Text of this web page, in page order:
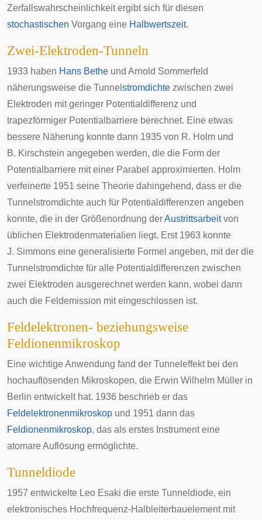
Zerfallswahrscheinlichkeit ergibt sich für diesen
stochastischen Vorgang eine Halbwertszeit.
Zwei-Elektroden-Tunneln
1933 haben Hans Bethe und Arnold Sommerfeld
näherungsweise die Tunnel stromdichte zwischen zwei
Elektroden mit geringer Potentialdifferenz und
trapezförmiger Potentialbarriere berechnet. Eine etwas
bessere Näherung konnte dann 1935 von R. Holm und
B. Kirschstein angegeben werden, die die Form der
Potentialbarriere mit einer Parabel approximierten. Holm
verfeinerte 1951 seine Theorie dahingehend, dass er die
Tunnelstromdichte auch für Potentialdifferenzen angeben
konnte, die in der Größenordnung derAustrittsarbeitvon
üblichen Elektrodenmaterialien liegt. Erst 1963 konnte
J. Simmons eine generalisierte Formel angeben, mit der die
Tunnelstromdichte für alle Potentialdifferenzen zwischen
zwei Elektroden ausgerechnet werden kann, wobei dann
auch die Feldemission mit eingeschlossen ist.
Feldelektronen- beziehungsweise
Feldionenmikroskop
Eine wichtige Anwendung fand der Tunneleffekt bei den
hochauflösenden Mikroskopen, die Erwin Wilhelm Müller in
Berlin entwickelt hat. 1936 beschrieb er das
Feldelektronenmikroskop und 1951 dann das
Feldionenmikroskop, das als erstes Instrument eine
atomare Auflösung ermöglichte.
Tunneldiode
1957 entwickelte Leo Esaki die erste Tunneldiode, ein
elektronisches Hochfrequenz-Halbleiterbauelement mit